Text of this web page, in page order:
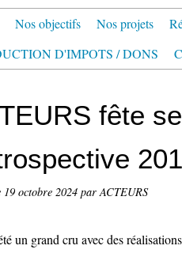
Nos objectifs Nos projets
D'IMPOTS / DONS
fête
19 octobre 2024 par ACTEURS
un grand cru avec des